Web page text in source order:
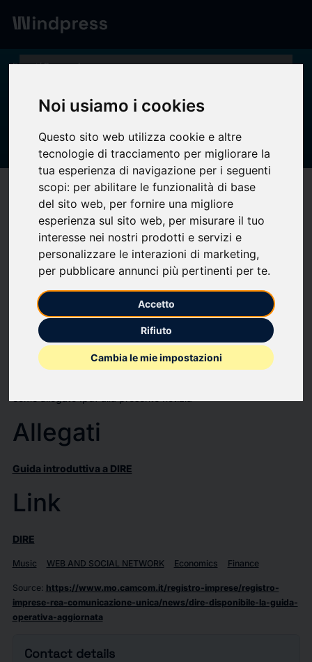
Noi usiamo i cookies
Questo sito web utilizza cookie e altre
tecnologie di tracciamento per migliorare la
tua esperienza di navigazione per i seguenti
scopi: per abilitare le funzionalità di base
del sito web, per fornire una migliore
esperienza sul sito web, per misurare il tuo
interesse nei nostri prodotti e servizi e
personalizzare le interazioni di marketing,
per pubblicare annunci più pertinenti per te.
Accetto
Rifiuto
Cambia le mie impostazioni
Digest/ Press release
Operativa aggiornata
Compatibility help
(0)bookmark_borderupload Share
Disponibile la versione 1.1 della "GUIDA INTRODUTTIVA A
" dove troverai indicazioni sul nuovo adempimento
una nuova sezione dove sono descritte le pratiche che
possono essere compilate solo utilizzando la modalità di
compilazione "a modelli".
Puoi scaricare la guida dalla sezione "Aiuto e Assistenza"
Allegati
Guida introduttiva a DIRE
Link
DIRE
Music WEB AND SOCIAL NETWORK Economics Finance
Source: https://www.mo.camcom.it/registro-imprese/registro-
imprese-rea-comunicazione-unica/news/dire-disponibile-la-guida-
operativa-aggiornata
Contact details